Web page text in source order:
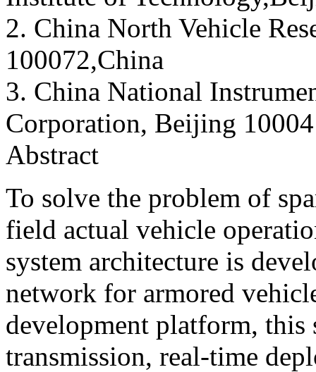
2. China North Vehicle
100072,China
3. China National
Corporation, Beijing
Abstract
To solve the problem of
field actual vehicle
system architecture is
network for armored
development platform, this
transmission, real-time